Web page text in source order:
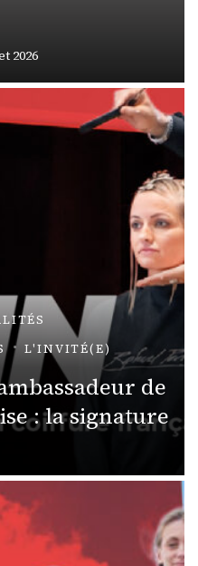
2026
L'INVITÉ(E)
de
: la signature